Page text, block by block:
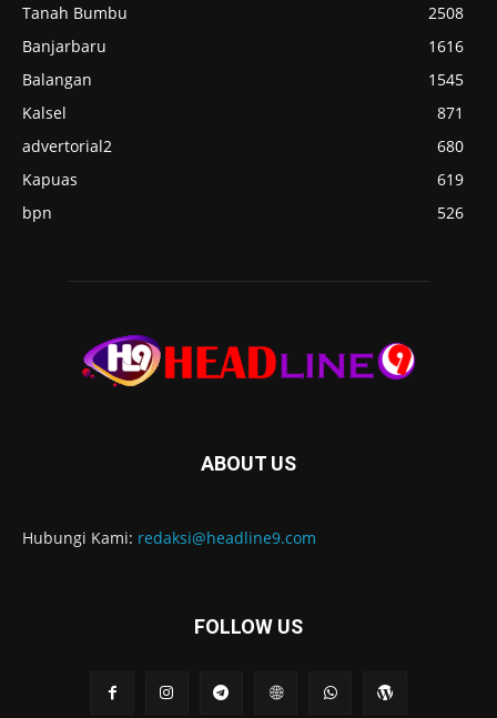
Tanah Bumbu
2508
Banjarbaru
1616
Balangan
1545
Kalsel
871
advertorial2
680
Kapuas
619
bpn
526
ABOUT US
Hubungi Kami: redaksi@headline9.com
FOLLOW US